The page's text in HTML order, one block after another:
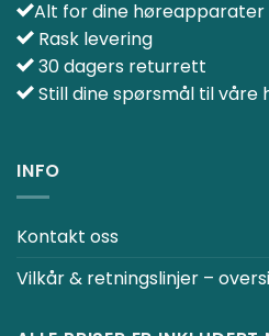
Alt for dine høreapparater
Rask levering
30 dagers returrett
Still dine spørsmål til våre
INFO
Kontakt oss
Vilkår & retningslinjer –